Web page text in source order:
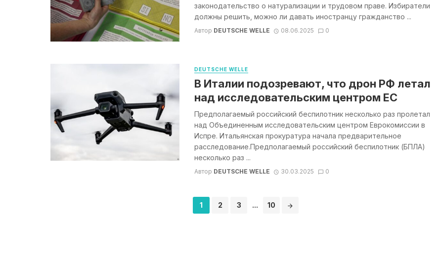
законодательство о натурализации и трудовом праве. Избиратели
должны решить, можно ли давать иностранцу гражданство ...
Автор DEUTSCHE WELLE 08.06.2025 0
DEUTSCHE WELLE
В Италии подозревают, что дрон РФ летал
над исследовательским центром ЕС
Предполагаемый российский беспилотник несколько раз пролетал
над Объединенным исследовательским центром Еврокомиссии в
Испре. Итальянская прокуратура начала предварительное
расследование.Предполагаемый российский беспилотник (БПЛА)
несколько раз ...
Автор DEUTSCHE WELLE 30.03.2025 0
1 2 3 ... 10